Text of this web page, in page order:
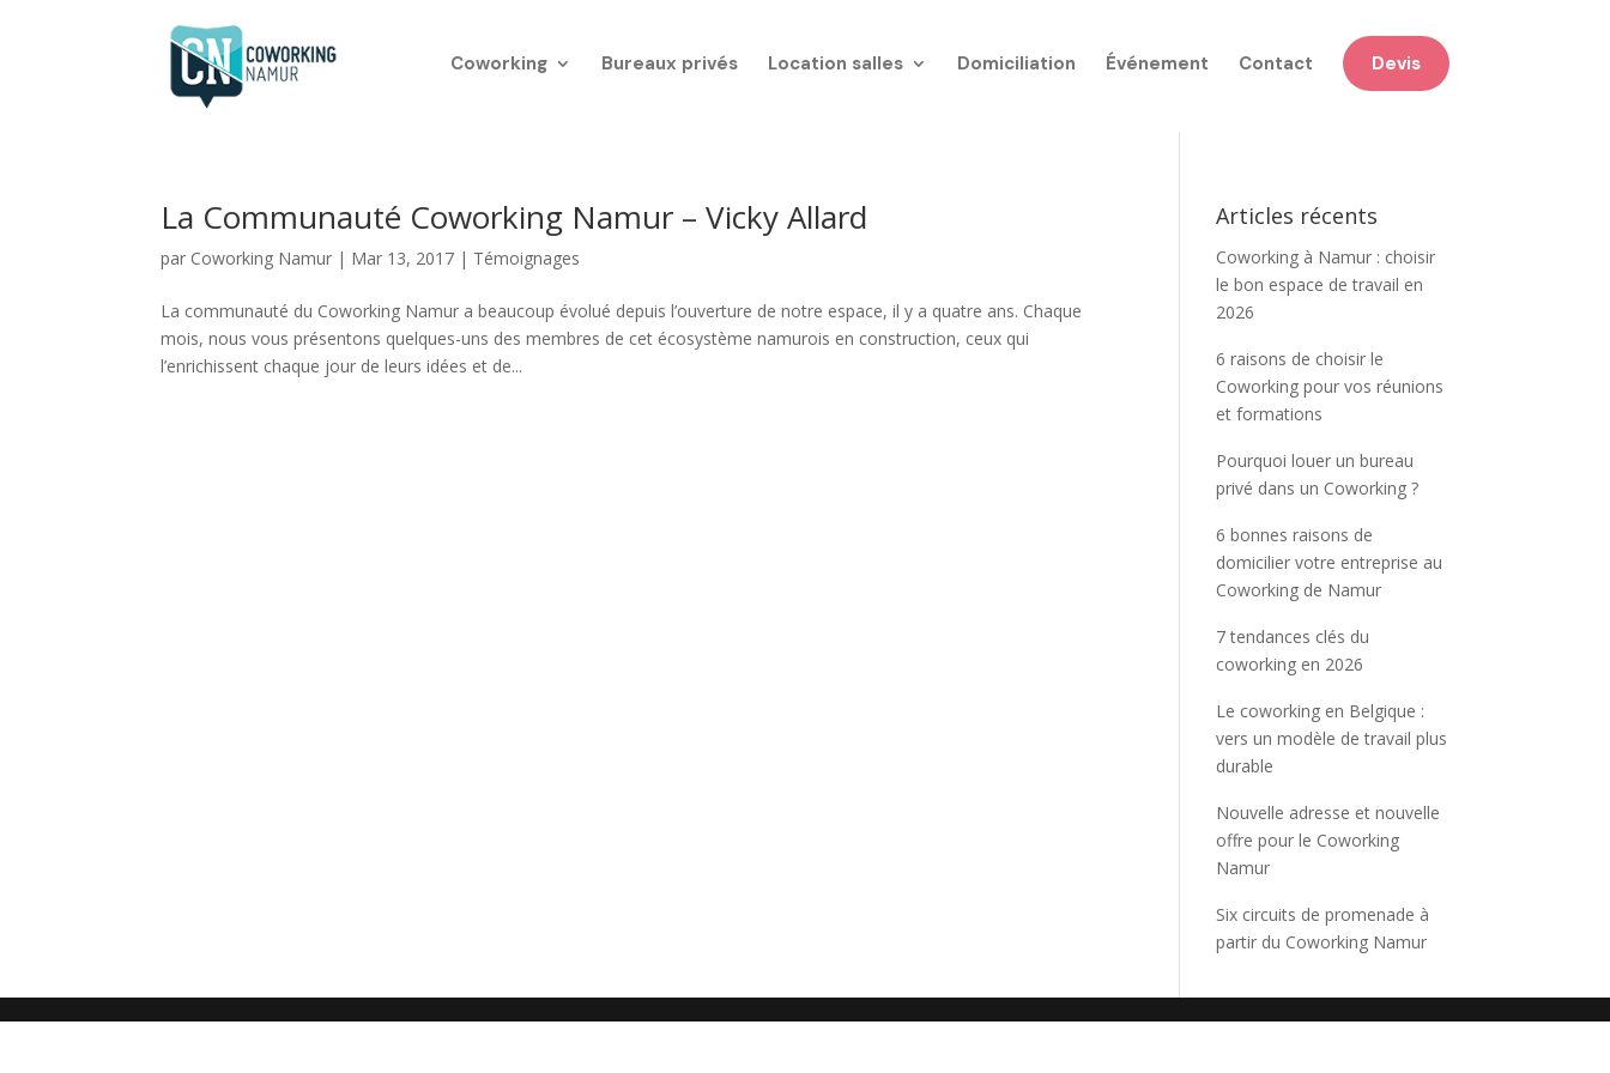
Coworking Bureaux privés Location salles Domiciliation Événement Contact Devis
La Communauté Coworking Namur – Vicky Allard
par Coworking Namur | Mar 13, 2017 | Témoignages
La communauté du Coworking Namur a beaucoup évolué depuis l’ouverture de notre espace, il y a quatre ans. Chaque
mois, nous vous présentons quelques-uns des membres de cet écosystème namurois en construction, ceux qui
l’enrichissent chaque jour de leurs idées et de...
Articles récents
Coworking à Namur : choisir
le bon espace de travail en
2026
6 raisons de choisir le
Coworking pour vos réunions
et formations
Pourquoi louer un bureau
privé dans un Coworking ?
6 bonnes raisons de
domicilier votre entreprise au
Coworking de Namur
7 tendances clés du
coworking en 2026
Le coworking en Belgique :
vers un modèle de travail plus
durable
Nouvelle adresse et nouvelle
offre pour le Coworking
Namur
Six circuits de promenade à
partir du Coworking Namur